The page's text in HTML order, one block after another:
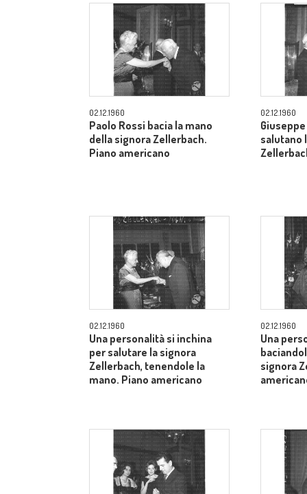
02.12.1960
Paolo Rossi bacia la mano
della signora Zellerbach.
Piano americano
02.12.1960
salutano
02.12.1960
Una personalità si inchina
per salutare la signora
Zellerbach, tenendole la
mano. Piano americano
02.12.1960
Una
signora